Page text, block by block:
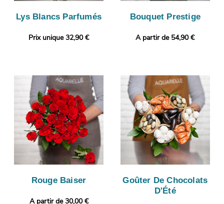
Lys Blancs Parfumés
Prix unique 32,90 €
Bouquet Prestige
A partir de 54,90 €
Rouge Baiser
A partir de 30,00 €
Goûter De Chocolats
D'Été